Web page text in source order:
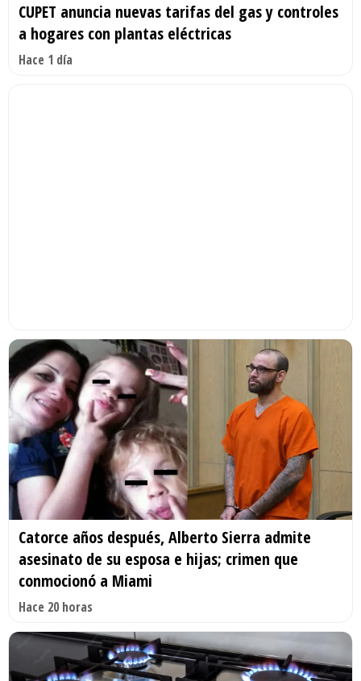
CUPET anuncia nuevas tarifas del gas y controles
a hogares con plantas eléctricas
Hace 1 día
Catorce años después, Alberto Sierra admite
asesinato de su esposa e hijas; crimen que
conmocionó a Miami
Hace 20 horas